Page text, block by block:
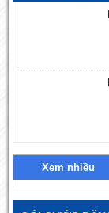
Xem nhiều